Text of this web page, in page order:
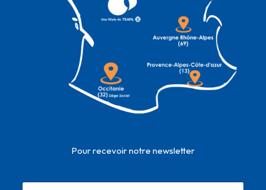
Pour recevoir notre newsletter